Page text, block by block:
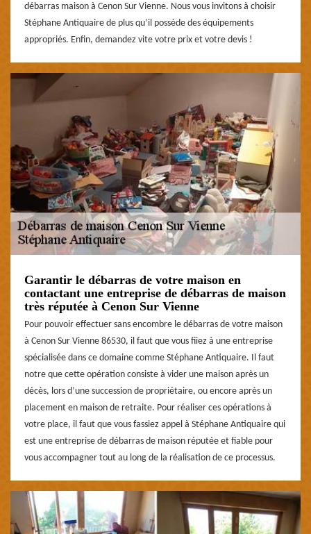
débarras maison à Cenon Sur Vienne. Nous vous invitons à choisir
Stéphane Antiquaire de plus qu’il possède des équipements
appropriés. Enfin, demandez vite votre prix et votre devis !
Garantir le débarras de votre maison en
contactant une entreprise de débarras de maison
très réputée à Cenon Sur Vienne
Pour pouvoir effectuer sans encombre le débarras de votre maison
à Cenon Sur Vienne 86530, il faut que vous fiiez à une entreprise
spécialisée dans ce domaine comme Stéphane Antiquaire. Il faut
notre que cette opération consiste à vider une maison après un
décès, lors d’une succession de propriétaire, ou encore après un
placement en maison de retraite. Pour réaliser ces opérations à
votre place, il faut que vous fassiez appel à Stéphane Antiquaire qui
est une entreprise de débarras de maison réputée et fiable pour
vous accompagner tout au long de la réalisation de ce processus.